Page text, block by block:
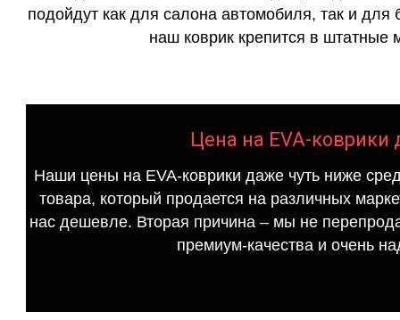
подойдут как для салона автомобиля, так и для
наш коврик крепится в штатные
Цена на EVA-коврики
Наши цены на EVA-коврики даже чуть ниже
товара, который продается на различных
нас дешевле. Вторая причина – мы не
премиум-качества и очень